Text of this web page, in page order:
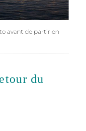
avant de partir en
du